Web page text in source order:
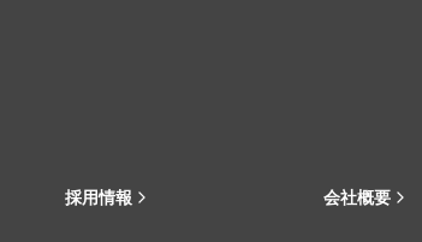
採用情報 会社概要